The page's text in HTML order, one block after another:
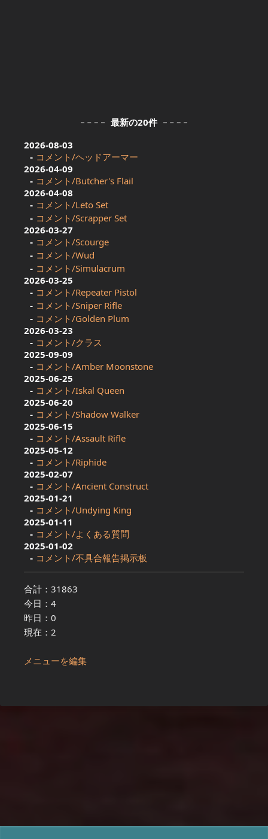
最新の20件
2026-08-03
コメント/ヘッドアーマー
2026-04-09
コメント/Butcher's Flail
2026-04-08
コメント/Leto Set
コメント/Scrapper Set
2026-03-27
コメント/Scourge
コメント/Wud
コメント/Simulacrum
2026-03-25
コメント/Repeater Pistol
コメント/Sniper Rifle
コメント/Golden Plum
2026-03-23
コメント/クラス
2025-09-09
コメント/Amber Moonstone
2025-06-25
コメント/Iskal Queen
2025-06-20
コメント/Shadow Walker
2025-06-15
コメント/Assault Rifle
2025-05-12
コメント/Riphide
2025-02-07
コメント/Ancient Construct
2025-01-21
コメント/Undying King
2025-01-11
コメント/よくある質問
2025-01-02
コメント/不具合報告掲示板
合計：31863
今日：4
昨日：0
現在：2
メニューを編集